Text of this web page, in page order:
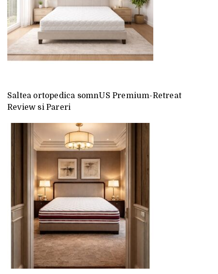
Saltea ortopedica somnUS Premium-Retreat
Review si Pareri